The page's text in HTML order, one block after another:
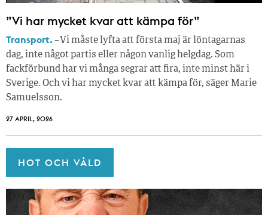
”Vi har mycket kvar att kämpa för”
Transport.– Vi måste lyfta att första maj är löntagarnas
dag, inte något partis eller någon vanlig helgdag. Som
fackförbund har vi många segrar att fira, inte minst här i
Sverige. Och vi har mycket kvar att kämpa för, säger Marie
Samuelsson.
27 APRIL, 2026
HOT OCH VÅLD